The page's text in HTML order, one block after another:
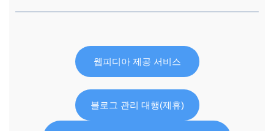
웹피디아 제공 서비스
블로그 관리 대행(제휴)